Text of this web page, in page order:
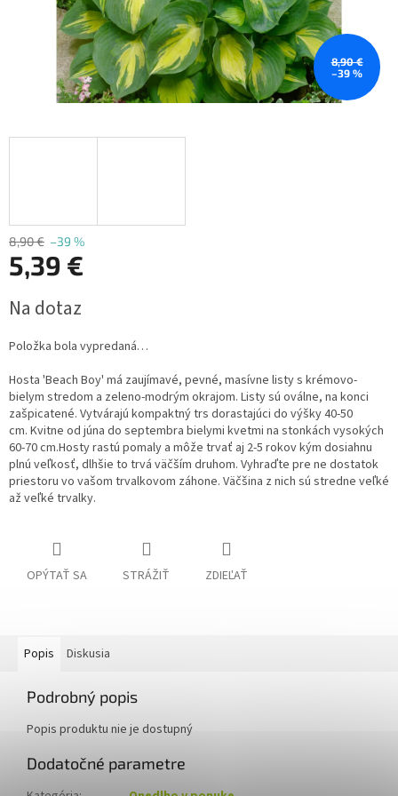
8,90 €
–39 %
8,90 € –39 %
5,39 €
cena:
Na dotaz
Položka bola vypredaná…
Hosta 'Beach Boy' má zaujímavé, pevné, masívne listy s krémovo-
bielym stredom a zeleno-modrým okrajom. Listy sú oválne, na konci
zašpicatené. Vytvárajú kompaktný trs dorastajúci do výšky 40-50
cm. Kvitne od júna do septembra bielymi kvetmi na stonkách vysokých
60-70 cm.Hosty rastú pomaly a môže trvať aj 2-5 rokov kým dosiahnu
plnú veľkosť, dlhšie to trvá väčším druhom. Vyhraďte pre ne dostatok
priestoru vo vašom trvalkovom záhone. Väčšina z nich sú stredne veľké
až veľké trvalky.
OPÝTAŤ SA STRÁŽIŤ ZDIEĽAŤ
Popis Diskusia
Podrobný popis
Popis produktu nie je dostupný
Dodatočné parametre